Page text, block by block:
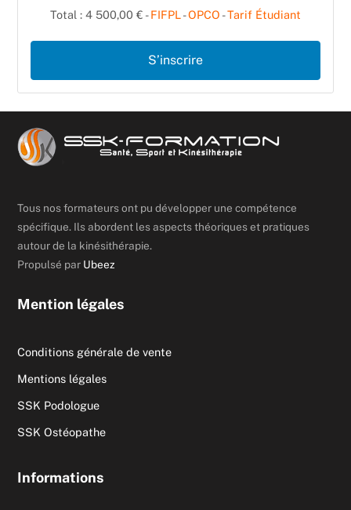
Total : 4 500,00 € -FIFPL-OPCO -Tarif Étudiant
S’inscrire
Tous nos formateurs ont pu développer une compétence
spécifique. Ils abordent les aspects théoriques et pratiques
autour de la kinésithérapie.
Propulsé par Ubeez
Mention légales
Conditions générale de vente
Mentions légales
SSK Podologue
SSK Ostéopathe
Informations